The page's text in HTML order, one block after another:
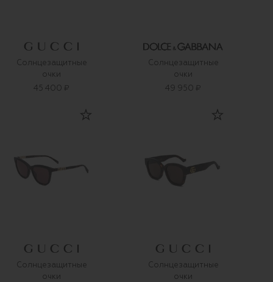
Солнцезащитные
очки
45 400 ₽
Солнцезащитные
очки
49 950 ₽
Солнцезащитные
очки
Солнцезащитные
очки